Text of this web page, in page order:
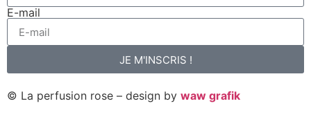
E-mail
JE M'INSCRIS !
© La perfusion rose – design by waw grafik